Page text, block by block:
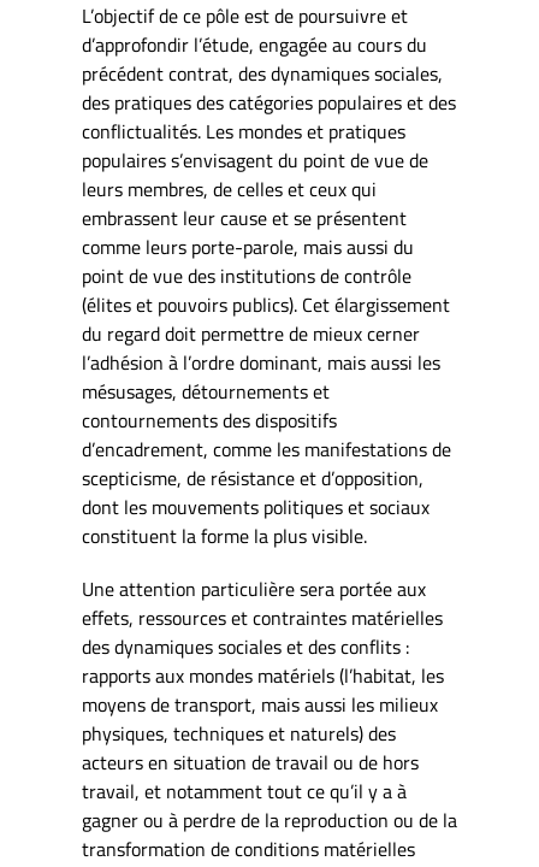
L’objectif de ce pôle est de poursuivre et
d’approfondir l’étude, engagée au cours du
précédent contrat, des dynamiques sociales,
des pratiques des catégories populaires et des
conflictualités. Les mondes et pratiques
populaires s’envisagent du point de vue de
leurs membres, de celles et ceux qui
embrassent leur cause et se présentent
comme leurs porte-parole, mais aussi du
point de vue des institutions de contrôle
(élites et pouvoirs publics). Cet élargissement
du regard doit permettre de mieux cerner
l’adhésion à l’ordre dominant, mais aussi les
mésusages, détournements et
contournements des dispositifs
d’encadrement, comme les manifestations de
scepticisme, de résistance et d’opposition,
dont les mouvements politiques et sociaux
constituent la forme la plus visible.
Une attention particulière sera portée aux
effets, ressources et contraintes matérielles
des dynamiques sociales et des conflits :
rapports aux mondes matériels (l’habitat, les
moyens de transport, mais aussi les milieux
physiques, techniques et naturels) des
acteurs en situation de travail ou de hors
travail, et notamment tout ce qu’il y a à
gagner ou à perdre de la reproduction ou de la
transformation de conditions matérielles